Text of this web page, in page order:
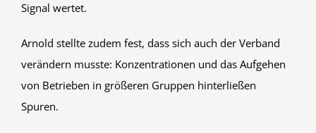
Signal wertet.
Arnold stellte zudem fest, dass sich auch der Verband
verändern musste: Konzentrationen und das Aufgehen
von Betrieben in größeren Gruppen hinterließen
Spuren.